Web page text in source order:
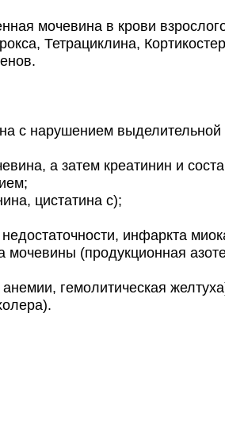
мочевина в крови
Тетрациклина,
с нарушением выделительной
а затем креатинин и
цистатина с);
инфаркта
(продукционная
гемолитическая